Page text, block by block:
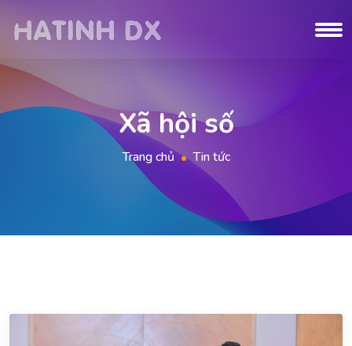
Xã hội số
Trang chủ Tin tức